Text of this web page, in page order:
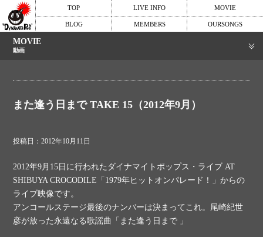
TOP LIVE INFO MOVIE
BLOG MEMBERS OURSONGS
MOVIE
動画
また逢う日まで TAKE 15（2012年9月）
投稿日：2012年10月11日
2012年9月15日に行われたダイナマイトポップス・ライブ AT
SHIBUYA CROCODILE「1979年ヒットオンパレード！」からの
ライブ映像です。
アンコールステージ最後のナンバーは決まってこれ。尾崎紀世
彦が放った永遠なる歌謡曲「また逢う日まで 」